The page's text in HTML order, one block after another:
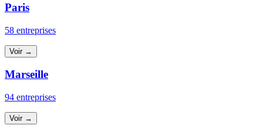
Paris
58 entreprises
Voir →
Marseille
94 entreprises
Voir →